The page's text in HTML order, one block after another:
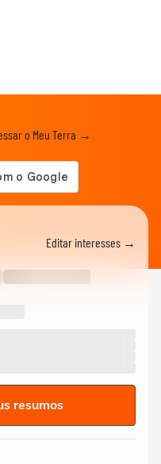
o Meu Terra →
Editar interesses →
resumos